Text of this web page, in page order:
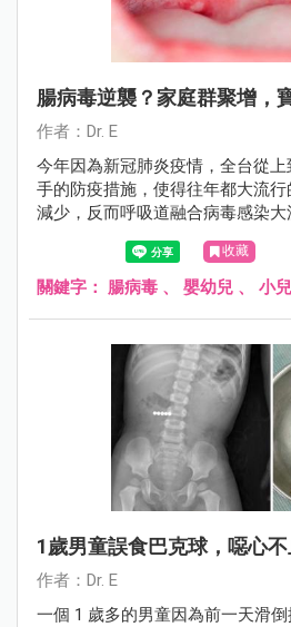
腸病毒逆襲？家庭群聚增，
作者：Dr. E
今年因為新冠肺炎疫情，全台從
手的防疫措施，使得往年都大流
減少，反而呼吸道融合病毒感染
毒」卻悄悄逆襲當中，而且大多
捲土重來，後果恐怕...
收藏
關鍵字： 腸病毒 、 嬰幼兒 、 小
1歲男童誤食巴克球，噁心
作者：Dr. E
一個 1 歲多的男童因為前一天滑